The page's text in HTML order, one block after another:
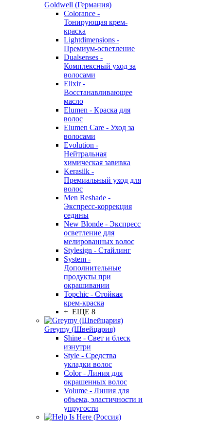
Goldwell (Германия)
Colorance -
Тонирующая крем-
краска
Lightdimensions -
Премиум-осветление
Dualsenses -
Комплексный уход за
волосами
Elixir -
Восстанавливающее
масло
Elumen - Краска для
волос
Elumen Care - Уход за
волосами
Evolution -
Нейтральная
химическая завивка
Kerasilk -
Премиальный уход для
волос
Men Reshade -
Экспресс-коррекция
седины
New Blonde - Экспресс
осветление для
мелированных волос
Stylesign - Стайлинг
System -
Дополнительные
продукты при
окрашивании
Topchic - Стойкая
крем-краска
+ ЕЩЕ 8
Greymy (Швейцария)
Shine - Свет и блеск
изнутри
Style - Средства
укладки волос
Color - Линия для
окрашенных волос
Volume - Линия для
объема, эластичности и
упругости